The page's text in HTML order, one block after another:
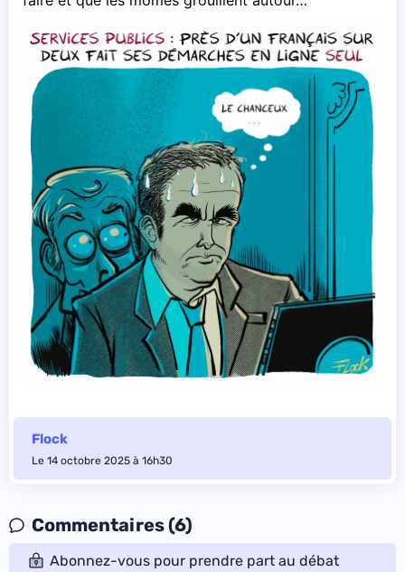
Flock
Le 14 octobre 2025 à 16h30
Commentaires (6)
Abonnez-vous pour prendre part au débat